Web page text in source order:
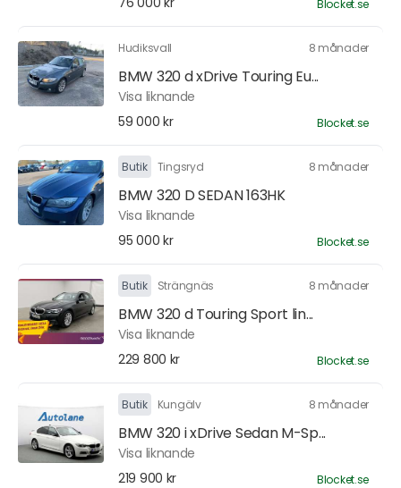
Blocket.se
Hudiksvall 8 månader
BMW 320 d xDrive Touring Eu...
Visa liknande
59 000 kr
Blocket.se
Butik Tingsryd 8 månader
BMW 320 D SEDAN 163HK
Visa liknande
95 000 kr
Blocket.se
Butik Strängnäs 8 månader
BMW 320 d Touring Sport lin...
Visa liknande
229 800 kr
Blocket.se
Butik Kungälv 8 månader
BMW 320 i xDrive Sedan M-Sp...
Visa liknande
219 900 kr
Blocket.se